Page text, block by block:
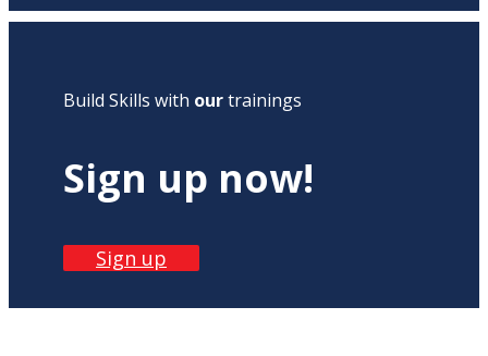
Build Skills with ourtrainings
Sign up now!
Sign up